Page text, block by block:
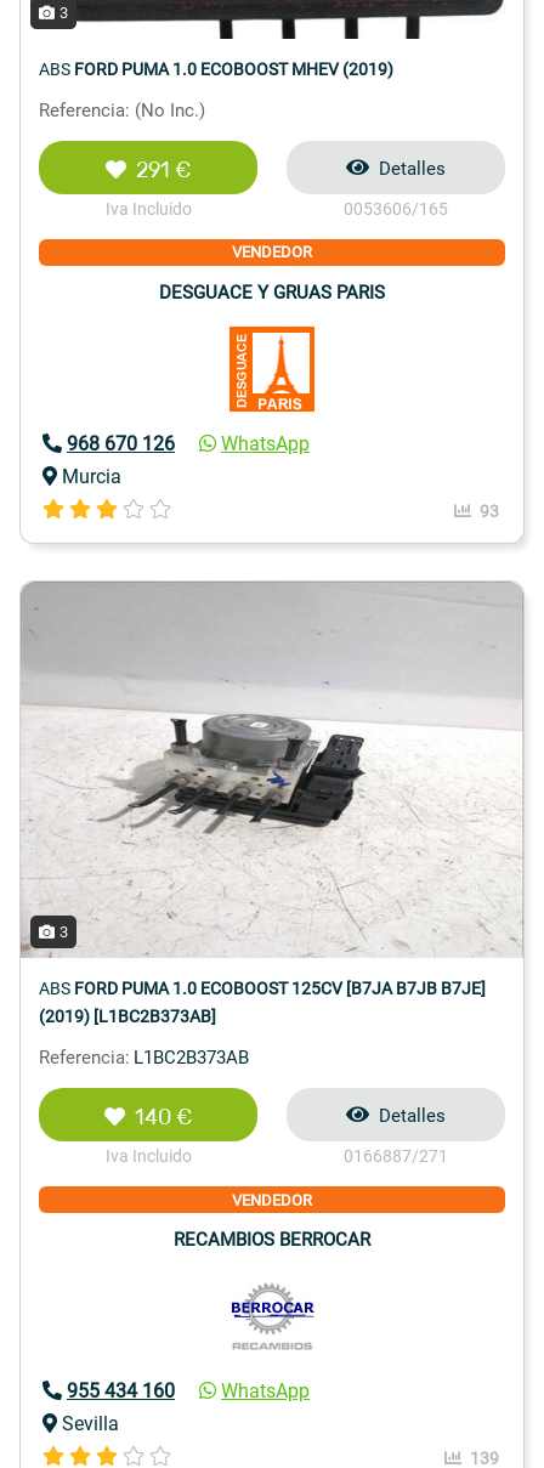
3
ABS FORD PUMA 1.0 ECOBOOST MHEV (2019)
Referencia: (No Inc.)
291 €
Iva Incluido
Detalles
0053606/165
VENDEDOR
DESGUACE Y GRUAS PARIS
968 670 126
WhatsApp
Murcia
93
3
ABS FORD PUMA 1.0 ECOBOOST 125CV [B7JA B7JB B7JE]
(2019) [L1BC2B373AB]
Referencia: L1BC2B373AB
140 €
Iva Incluido
Detalles
0166887/271
VENDEDOR
RECAMBIOS BERROCAR
955 434 160
WhatsApp
Sevilla
139